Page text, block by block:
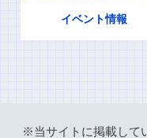
イベント情報
※当サイトに掲載して